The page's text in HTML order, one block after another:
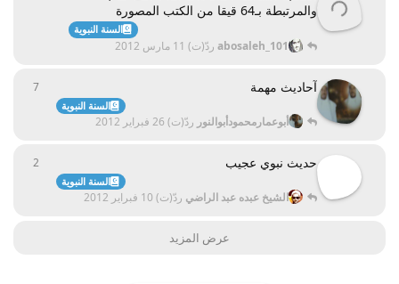
والمرتبطة بـ64 قيقا من الكتب المصورة
السنة النبوية
abosaleh_101 ردّ(ت) 11 مارس 2012
آحاديث مهمة
السنة النبوية
أبوعمارمحمودأبوالنور ردّ(ت) 26 فبراير 2012
7
حديث نبوي عجيب
السنة النبوية
الشيخ عبده عبد الراضي ردّ(ت) 10 فبراير 2012
2
عرض المزيد